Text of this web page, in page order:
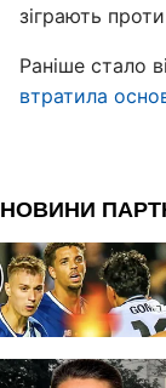
зіграють
Раніше стало
втратила